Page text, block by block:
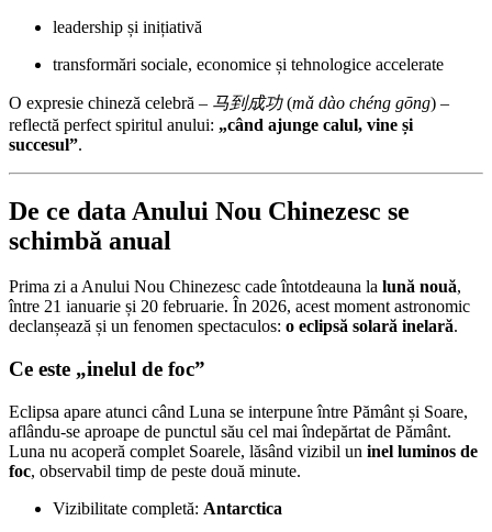
leadership și inițiativă
transformări sociale, economice și tehnologice accelerate
O expresie chineză celebră – 马到成功(mǎ dào chéng gōng) –
reflectă perfect spiritul anului: „când ajunge calul, vine și
succesul”.
De ce data Anului Nou Chinezesc se
schimbă anual
Prima zi a Anului Nou Chinezesc cade întotdeauna la lună nouă,
între 21 ianuarie și 20 februarie. În 2026, acest moment astronomic
declanșează și un fenomen spectaculos: o eclipsă solară inelară.
Ce este „inelul de foc”
Eclipsa apare atunci când Luna se interpune între Pământ și Soare,
aflându-se aproape de punctul său cel mai îndepărtat de Pământ.
Luna nu acoperă complet Soarele, lăsând vizibil un inel luminos de
foc, observabil timp de peste două minute.
Vizibilitate completă: Antarctica